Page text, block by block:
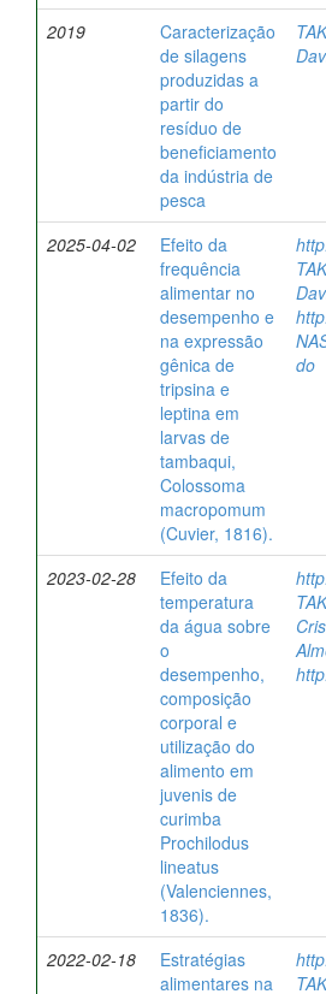
2019
Caracterização
de silagens
produzidas a
partir do
resíduo de
beneficiamento
da indústria de
pesca
2025-04-02
Efeito da
frequência
alimentar no
desempenho e
na expressão
gênica de
tripsina e
leptina em
larvas de
tambaqui,
Colossoma
macropomum
(Cuvier, 1816).
do
2023-02-28
Efeito da
temperatura
da água sobre
o
desempenho,
composição
corporal e
utilização do
alimento em
juvenis de
curimba
Prochilodus
lineatus
(Valenciennes,
1836).
2022-02-18
Estratégias
alimentares na